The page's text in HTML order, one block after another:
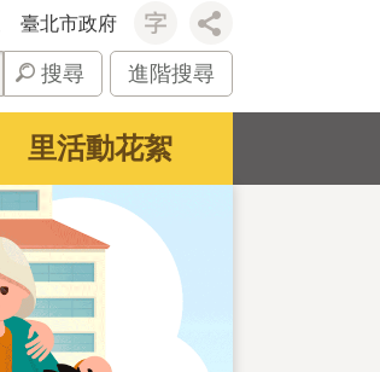
臺北市政府
搜尋 進階搜尋
里活動花絮